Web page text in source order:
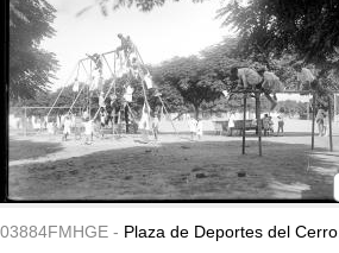
03884FMHGE - Plaza de Deportes del Cerro.